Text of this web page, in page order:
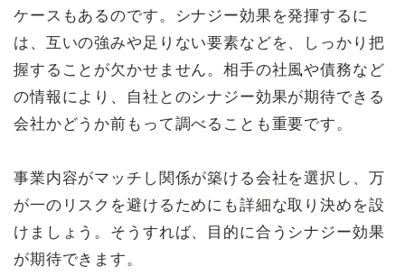
ケースもあるのです。シナジー効果を発揮するに
は、互いの強みや足りない要素などを、しっかり把
握することが欠かせません。相手の社風や債務など
の情報により、自社とのシナジー効果が期待できる
会社かどうか前もって調べることも重要です。
事業内容がマッチし関係が築ける会社を選択し、万
が一のリスクを避けるためにも詳細な取り決めを設
けましょう。そうすれば、目的に合うシナジー効果
が期待できます。